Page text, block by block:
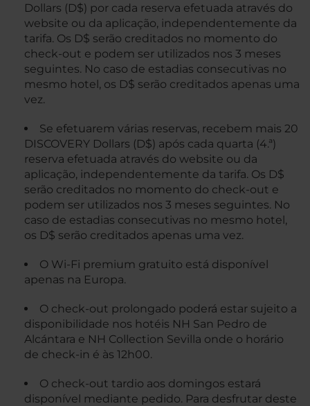
Dollars (D$) por cada reserva efetuada através do
website ou da aplicação, independentemente da
tarifa. Os D$ serão creditados no momento do
check-out e podem ser utilizados nos 3 meses
seguintes. No caso de estadias consecutivas no
mesmo hotel, os D$ serão creditados apenas uma
vez.
Se efetuarem várias reservas, recebem mais 20
DISCOVERY Dollars (D$) após cada quarta (4.ª)
reserva efetuada através do website ou da
aplicação, independentemente da tarifa. Os D$
serão creditados no momento do check-out e
podem ser utilizados nos 3 meses seguintes. No
caso de estadias consecutivas no mesmo hotel,
os D$ serão creditados apenas uma vez.
O Wi-Fi premium gratuito está disponível
apenas na Europa.
O check-out prolongado poderá estar sujeito a
disponibilidade nos hotéis NH San Pedro de
Alcántara e NH Collection Sevilla onde o horário
de check-in é às 12h00.
O check-out tardio aos domingos estará
disponível mediante pedido. Para desfrutar deste